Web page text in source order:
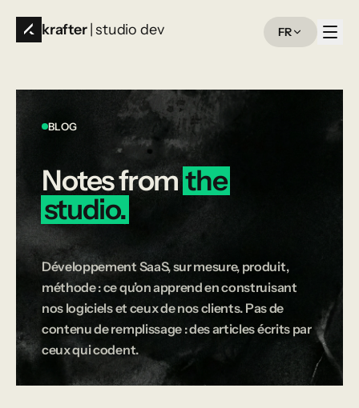
krafter | studio dev FR
BLOG
Notesfrom the
studio.
Développement SaaS, sur mesure, produit,
méthode : ce qu’on apprend en construisant
nos logiciels et ceux de nos clients. Pas de
contenu de remplissage : des articles écrits par
ceux qui codent.